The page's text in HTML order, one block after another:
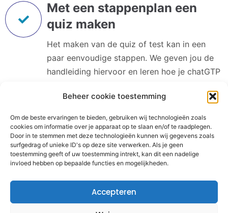
Beheer cookie toestemming
Om de beste ervaringen te bieden, gebruiken wij technologieën zoals
cookies om informatie over je apparaat op te slaan en/of te raadplegen.
Door in te stemmen met deze technologieën kunnen wij gegevens zoals
surfgedrag of unieke ID's op deze site verwerken. Als je geen
toestemming geeft of uw toestemming intrekt, kan dit een nadelige
invloed hebben op bepaalde functies en mogelijkheden.
Accepteren
Met een stappenplan een
quiz maken
Het maken van de quiz of test kan in een
paar eenvoudige stappen. We geven jou de
handleiding hiervoor en leren hoe je chatGTP